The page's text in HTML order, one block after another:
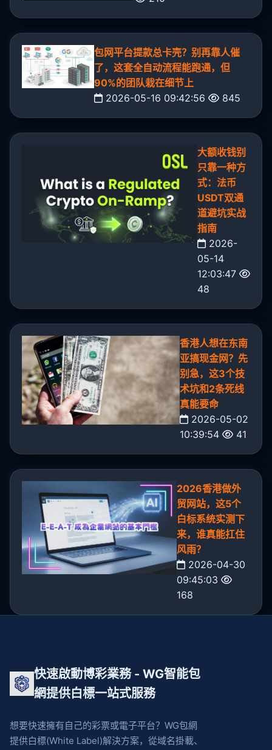
包网平台提款总卡壳？别再靠人催
了，这套全自动流程能跑通，但
90%的团队栽在细节上
2026-05-16 09:42:56
845
大额收钱别
只靠一种方
式：法币
USDT双通
道避坑实战
指南
2026-
05-14
12:03:47
48
香港人想在东南
亚搞现金网？先
别急，这3个技
术坑和2条死线
真能要命
2026-05-02
10:39:54
41
2026香港做外
贸网站，这5个
白标系统实测下
来，谁真能扛住
风雨？
2026-04-30
09:45:03
168
快速啟動博彩業務 - WG智能包
網提供白標一站式服務
想要快速擁有自己的彩票或電子平台？WG包網
提供白標(White Label)解決方案，從域名掛載、